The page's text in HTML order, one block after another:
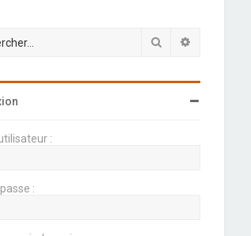
Rechercher
:
: